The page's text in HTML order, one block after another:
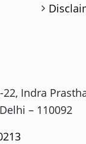
Indra
– 110092